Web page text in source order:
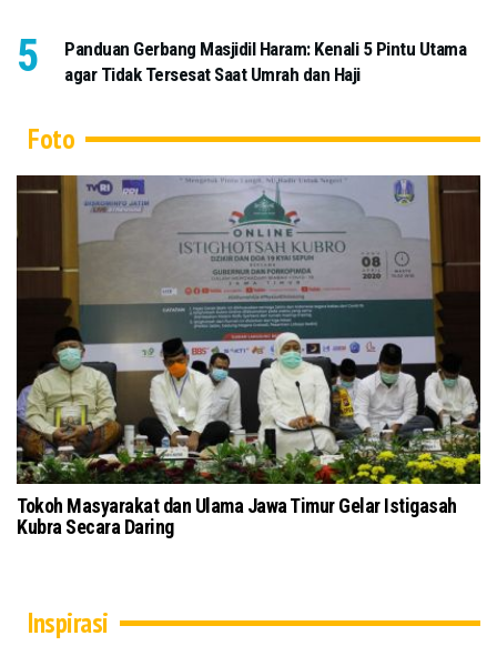
Panduan Gerbang Masjidil Haram: Kenali 5 Pintu Utama
agar Tidak Tersesat Saat Umrah dan Haji
Foto
Tokoh Masyarakat dan Ulama Jawa Timur Gelar Istigasah
Kubra Secara Daring
Inspirasi